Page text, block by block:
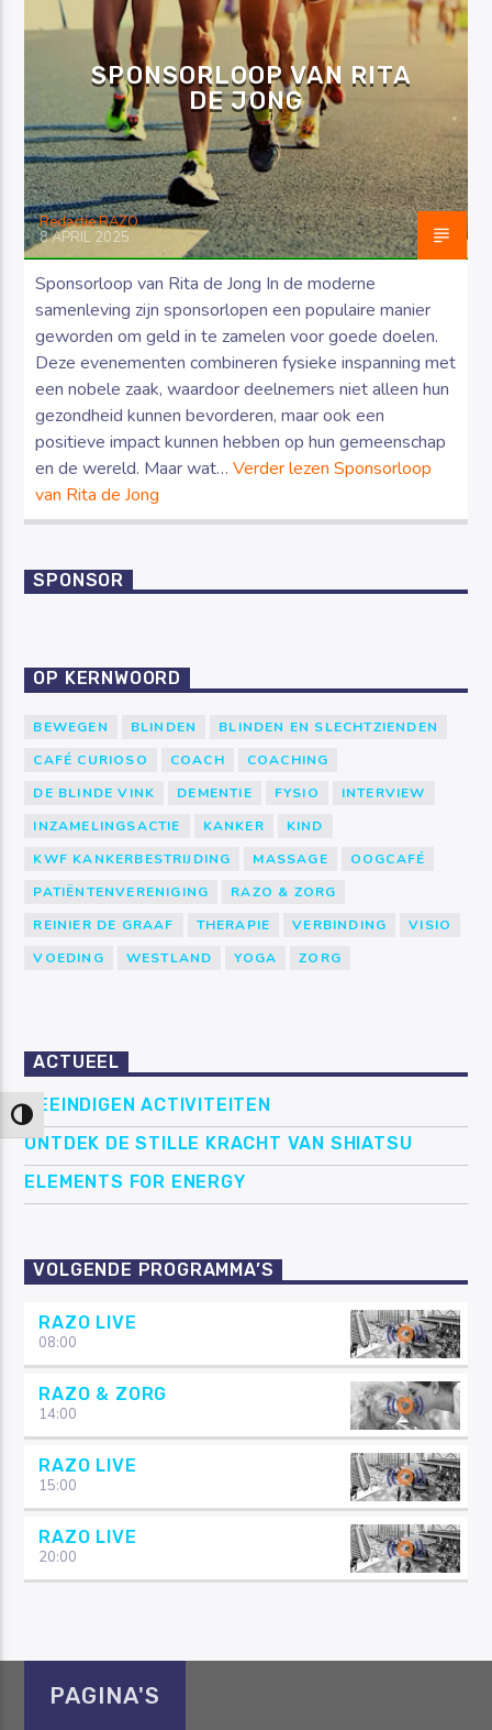
Keuze voor hoog contrast
Luister RAZO online
SPONSORLOOP VAN RITA
DE JONG
Redactie RAZO
8 APRIL 2025
Sponsorloop van Rita de Jong In de moderne
samenleving zijn sponsorlopen een populaire manier
geworden om geld in te zamelen voor goede doelen.
Deze evenementen combineren fysieke inspanning met
een nobele zaak, waardoor deelnemers niet alleen hun
gezondheid kunnen bevorderen, maar ook een
positieve impact kunnen hebben op hun gemeenschap
en de wereld. Maar wat…Verder lezen Sponsorloop
van Rita de Jong
SPONSOR
OP KERNWOORD
BEWEGEN BLINDEN
BLINDEN EN SLECHTZIENDEN
CAFÉ CURIOSO
COACH
COACHING
DE BLINDE VINK
DEMENTIE FYSIO
INTERVIEW
INZAMELINGSACTIE
KANKER
KIND
KWF KANKERBESTRIJDING
MASSAGE
OOGCAFÉ
PATIËNTENVERENIGING
RAZO & ZORG
REINIER DE GRAAF
THERAPIE VERBINDING
VISIO
VOEDING
WESTLAND YOGA ZORG
ACTUEEL
BEEINDIGEN ACTIVITEITEN
ONTDEK DE STILLE KRACHT VAN SHIATSU
ELEMENTS FOR ENERGY
VOLGENDE PROGRAMMA’S
RAZO LIVE
08:00
RAZO & ZORG
14:00
RAZO LIVE
15:00
RAZO LIVE
20:00
PAGINA'S